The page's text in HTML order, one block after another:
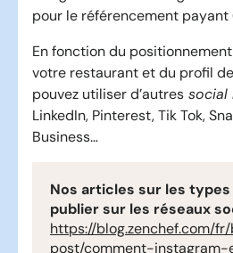
pour le référencement payant
En fonction du
votre restaurant et du profil
pouvez utiliser d’autres social
LinkedIn, Pinterest, Tik Tok,
Business…
Nos articles sur les
publier sur les réseaux
https://blog.zenchef.com/
post/comment-